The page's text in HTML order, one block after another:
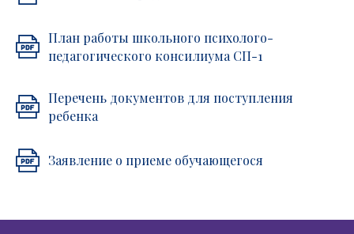
План работы школьного психолого-
педагогического консилиума СП-1
Перечень документов для поступления
ребенка
Заявление о приеме обучающегося